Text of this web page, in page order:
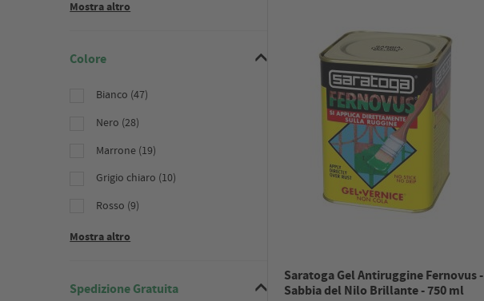
Mostra altro
Colore
Bianco (47)
Nero (28)
Marrone (19)
Grigio chiaro (10)
Rosso (9)
Mostra altro
Spedizione Gratuita
Saratoga Gel Antiruggine Fernovus -
Sabbia del Nilo Brillante - 750 ml